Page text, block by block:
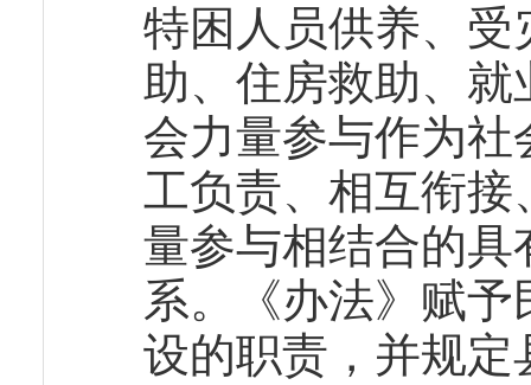
特困人员供养、
助、住房救助、
会力量参与作为
工负责、相互衔
量参与相结合的
系。《办法》赋
设的职责，并规